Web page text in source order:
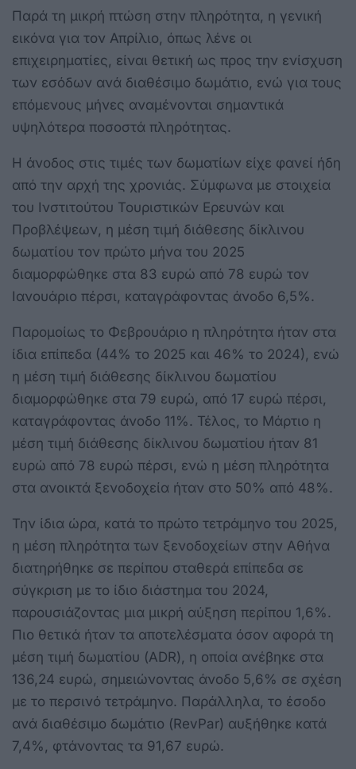
Παρά τη μικρή πτώση στην πληρότητα, η γενική
εικόνα για τον Απρίλιο, όπως λένε οι
επιχειρηματίες, είναι θετική ως προς την ενίσχυση
των εσόδων ανά διαθέσιμο δωμάτιο, ενώ για τους
επόμενους μήνες αναμένονται σημαντικά
υψηλότερα ποσοστά πληρότητας.
Η άνοδος στις τιμές των δωματίων είχε φανεί ήδη
από την αρχή της χρονιάς. Σύμφωνα με στοιχεία
του Ινστιτούτου Τουριστικών Ερευνών και
Προβλέψεων, η μέση τιμή διάθεσης δίκλινου
δωματίου τον πρώτο μήνα του 2025
διαμορφώθηκε στα 83 ευρώ από 78 ευρώ τον
Ιανουάριο πέρσι, καταγράφοντας άνοδο 6,5%.
Παρομοίως το Φεβρουάριο η πληρότητα ήταν στα
ίδια επίπεδα (44% το 2025 και 46% το 2024), ενώ
η μέση τιμή διάθεσης δίκλινου δωματίου
διαμορφώθηκε στα 79 ευρώ, από 17 ευρώ πέρσι,
καταγράφοντας άνοδο 11%. Τέλος, το Μάρτιο η
μέση τιμή διάθεσης δίκλινου δωματίου ήταν 81
ευρώ από 78 ευρώ πέρσι, ενώ η μέση πληρότητα
στα ανοικτά ξενοδοχεία ήταν στο 50% από 48%.
Την ίδια ώρα, κατά το πρώτο τετράμηνο του 2025,
η μέση πληρότητα των ξενοδοχείων στην Αθήνα
διατηρήθηκε σε περίπου σταθερά επίπεδα σε
σύγκριση με το ίδιο διάστημα του 2024,
παρουσιάζοντας μια μικρή αύξηση περίπου 1,6%.
Πιο θετικά ήταν τα αποτελέσματα όσον αφορά τη
μέση τιμή δωματίου (ADR), η οποία ανέβηκε στα
136,24 ευρώ, σημειώνοντας άνοδο 5,6% σε σχέση
με το περσινό τετράμηνο. Παράλληλα, το έσοδο
ανά διαθέσιμο δωμάτιο (RevPar) αυξήθηκε κατά
7,4%, φτάνοντας τα 91,67 ευρώ.